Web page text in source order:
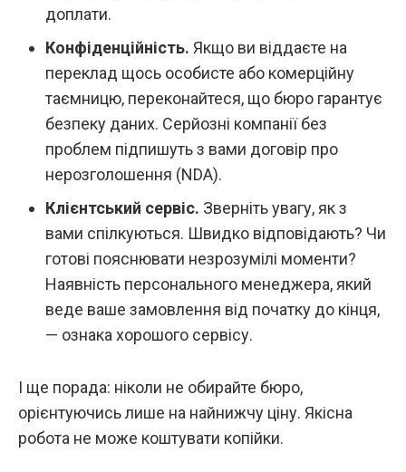
доплати.
Конфіденційність. Якщо ви віддаєте на
переклад щось особисте або комерційну
таємницю, переконайтеся, що бюро гарантує
безпеку даних. Серйозні компанії без
проблем підпишуть з вами договір про
нерозголошення (NDA).
Клієнтський сервіс. Зверніть увагу, як з
вами спілкуються. Швидко відповідають? Чи
готові пояснювати незрозумілі моменти?
Наявність персонального менеджера, який
веде ваше замовлення від початку до кінця,
— ознака хорошого сервісу.
І ще порада: ніколи не обирайте бюро,
орієнтуючись лише на найнижчу ціну. Якісна
робота не може коштувати копійки.